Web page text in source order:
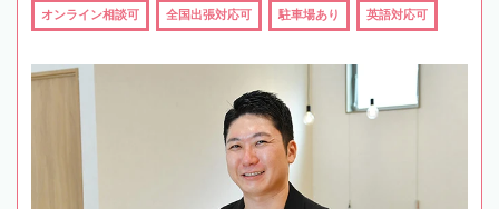
オンライン相談可 全国出張対応可 駐車場あり 英語対応可